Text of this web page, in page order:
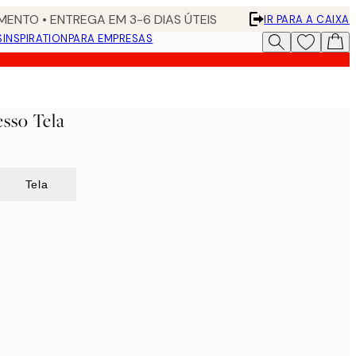
• ENTREGA EM 3-6 DIAS ÚTEIS
IR PARA A CAIXA
INSPIRATIONPARA EMPRESAS
Tela
Tela